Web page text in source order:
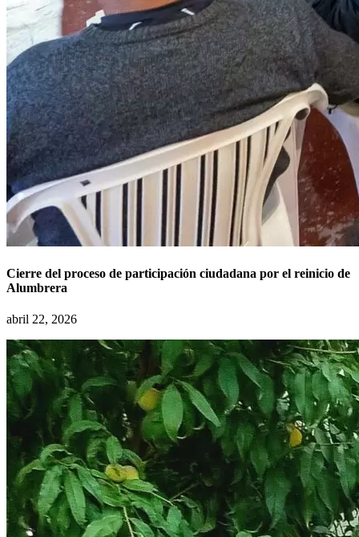
Cierre del proceso de participación ciudadana por el reinicio de
Alumbrera
abril 22, 2026